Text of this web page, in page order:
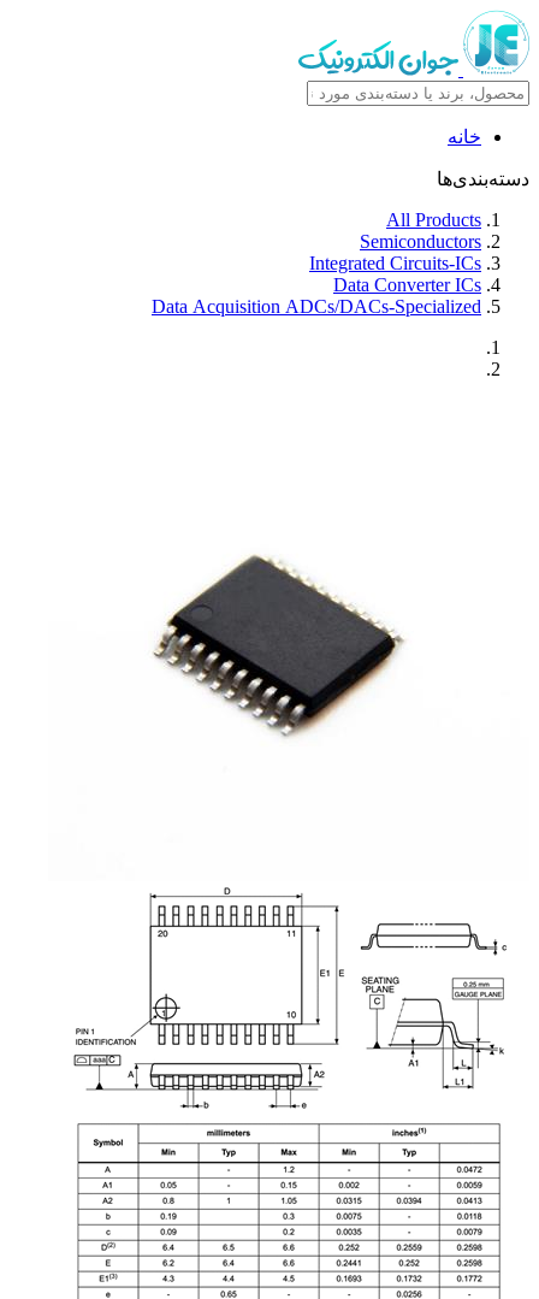
خانه
دسته‌بندی‌ها
All Products
Semiconductors
Integrated Circuits-ICs
Data Converter ICs
Data Acquisition ADCs/DACs-Specialized